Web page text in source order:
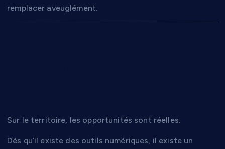
remplacer aveuglément.
Sur le territoire, les opportunités sont réelles.
Dès qu’il existe des outils numériques, il existe un